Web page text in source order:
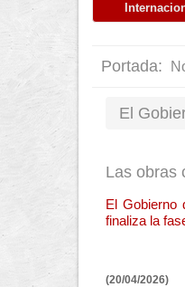
Portada:
El
Las obras
El Gobierno
finaliza la
(20/04/2026)